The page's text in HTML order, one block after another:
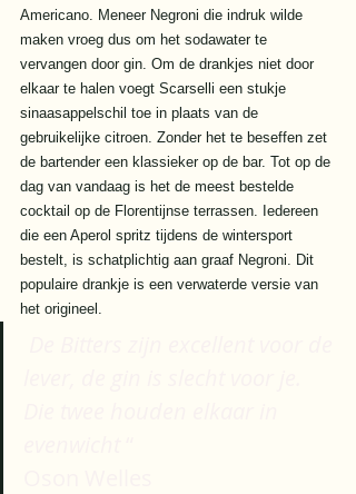
Americano. Meneer Negroni die indruk wilde
maken vroeg dus om het sodawater te
vervangen door gin. Om de drankjes niet door
elkaar te halen voegt Scarselli een stukje
sinaasappelschil toe in plaats van de
gebruikelijke citroen. Zonder het te beseffen zet
de bartender een klassieker op de bar. Tot op de
dag van vandaag is het de meest bestelde
cocktail op de Florentijnse terrassen. Iedereen
die een Aperol spritz tijdens de wintersport
bestelt, is schatplichtig aan graaf Negroni. Dit
populaire drankje is een verwaterde versie van
het origineel.